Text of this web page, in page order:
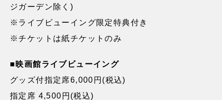
ジガーデン除く)
※ライブビューイング限定特典付き
※チケットは紙チケットのみ
■映画館ライブビューイング
グッズ付指定席6,000円(税込)
指定席 4,500円(税込)